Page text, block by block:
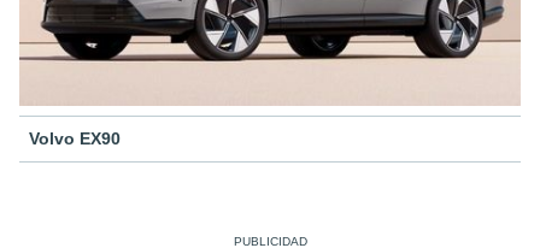
Volvo EX90